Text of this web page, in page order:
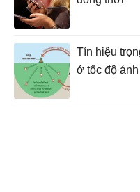
Tín hiệu
ở tốc độ